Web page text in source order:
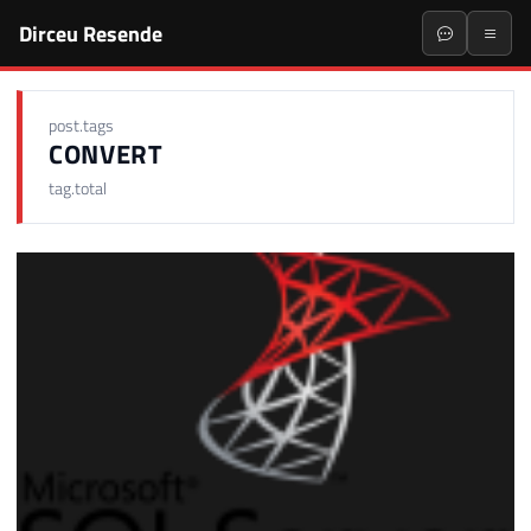
Dirceu Resende
post.tags
CONVERT
tag.total